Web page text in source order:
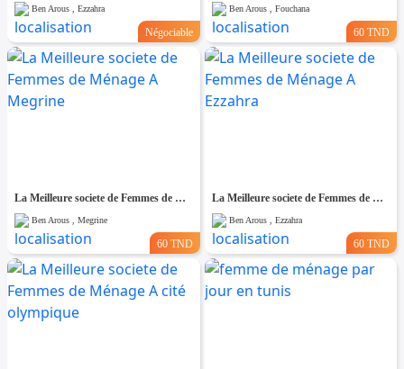
Ben Arous , Ezzahra
Négociable
Ben Arous , Fouchana
60 TND
La Meilleure societe de Femmes de Ménage A Megrine
Ben Arous , Megrine
60 TND
La Meilleure societe de Femmes de Ménage A Ezzahra
Ben Arous , Ezzahra
60 TND